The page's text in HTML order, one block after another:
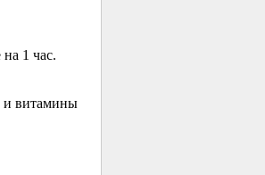
1 час.
и витамины